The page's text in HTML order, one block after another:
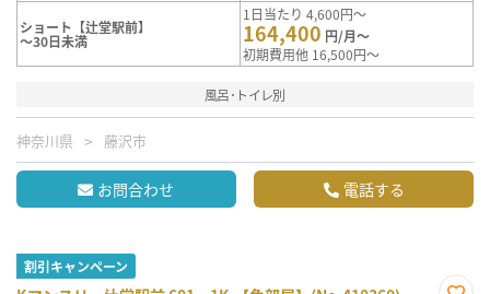
ショート【辻堂駅前】
～30日未満
1日当たり 4,600円～
164,400 円/月～
初期費用他 16,500円～
風呂･トイレ別
神奈川県 藤沢市
お問合わせ 電話する
割引キャンペーン